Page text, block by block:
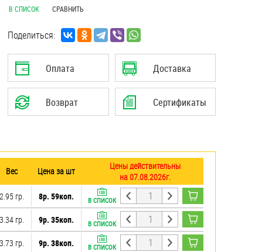
В СПИСОК СРАВНИТЬ
Поделиться:
Оплата Доставка
Возврат Сертификаты
Вес Цена за шт
Цены действительны
на 07.08.2026г.
2.95 гр. 8р. 59коп. В СПИСОК
3.34 гр. 9р. 35коп. В СПИСОК
3.73 гр. 9р. 38коп. В СПИСОК